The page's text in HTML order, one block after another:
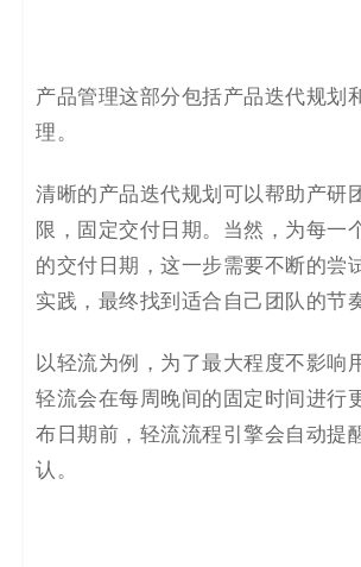
产品管理这部分包括产品迭代规划
理。
清晰的产品迭代规划可以帮助产研
限，固定交付日期。当然，为每一
的交付日期，这一步需要不断的尝
实践，最终找到适合自己团队的节
以轻流为例，为了最大程度不影响
轻流会在每周晚间的固定时间进行
布日期前，轻流流程引擎会自动提
认。